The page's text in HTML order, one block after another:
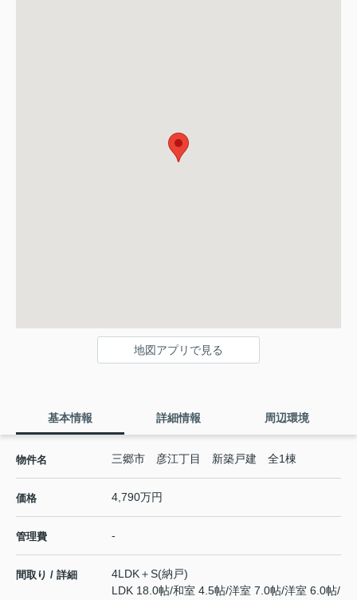
地図アプリで見る
基本情報 詳細情報 周辺環境
物件名 三郷市 彦江丁目 新築戸建 全1棟
価格 4,790万円
管理費 -
間取り / 詳細
4LDK＋S(納戸)
LDK 18.0帖/和室 4.5帖/洋室 7.0帖/洋室 6.0帖/